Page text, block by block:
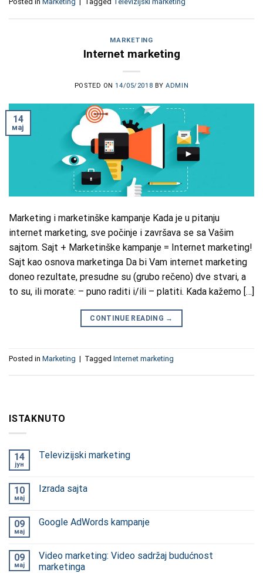
MARKETING
Internet marketing
POSTED ON14/05/2018 BYADMIN
14
мај
Marketing i marketinške kampanje Kada je u pitanju
internet marketing, sve počinje i završava se sa Vašim
sajtom. Sajt + Marketinške kampanje = Internet marketing!
Sajt kao osnova marketinga Da bi Vam internet marketing
doneo rezultate, presudne su (grubo rečeno) dve stvari, a
to su, ili morate: – puno raditi i/ili – platiti. Kada kažemo […]
CONTINUE READING →
Posted in Marketing | Tagged Internet marketing
ISTAKNUTO
14
јун
Televizijski marketing
10
мај
Izrada sajta
09
мај
Google AdWords kampanje
09
мај
Video marketing: Video sadržaj budućnost
marketinga